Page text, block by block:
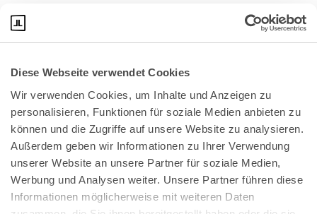
Diese Webseite verwendet Cookies
Wir verwenden Cookies, um Inhalte und Anzeigen zu
personalisieren, Funktionen für soziale Medien anbieten zu
können und die Zugriffe auf unsere Website zu analysieren.
Außerdem geben wir Informationen zu Ihrer Verwendung
unserer Website an unsere Partner für soziale Medien,
Werbung und Analysen weiter. Unsere Partner führen diese
Informationen möglicherweise mit weiteren Daten
Bundeskanzlerplatz 2
53113 Bonn